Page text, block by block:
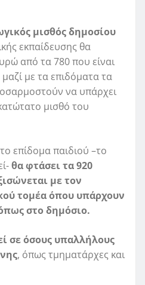
μισθός δημοσίου
εκπαίδευσης θα
από τα 780 που είναι
με τα επιδόματα τα
να υπάρχει
μισθό του
επίδομα παιδιού –το
θα φτάσει τα 920
με τον
τομέα όπου υπάρχουν
στο δημόσιο.
σε όσους υπαλλήλους
, όπως τμηματάρχες και